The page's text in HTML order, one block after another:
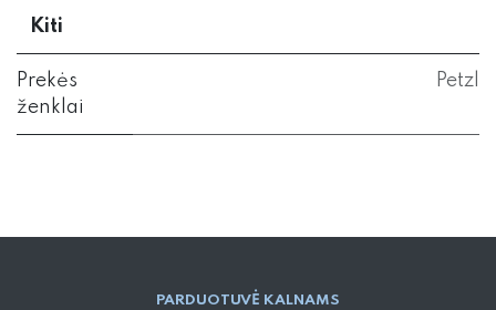
Kiti
Prekės
ženklai
Petzl
PARD​UOTUVĖ​ KALNAMS